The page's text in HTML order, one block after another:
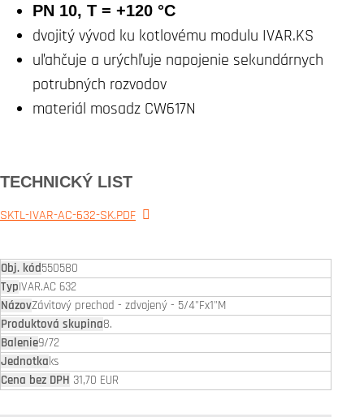
PN 10, T = +120 °C
dvojitý vývod ku kotlovému modulu IVAR.KS
uľahčuje a urýchľuje napojenie sekundárnych
potrubných rozvodov
materiál mosadz CW617N
TECHNICKÝ LIST
SKTL-IVAR-AC-632-SK.PDF
550580
IVAR.AC 632
Závitový prechod - zdvojený - 5/4"Fx1"M
8.
9/72
ks
31,70 EUR